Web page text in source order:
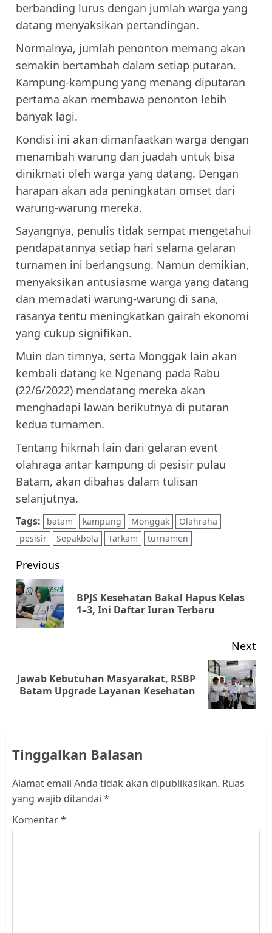
berbanding lurus dengan jumlah warga yang
datang menyaksikan pertandingan.
Normalnya, jumlah penonton memang akan
semakin bertambah dalam setiap putaran.
Kampung-kampung yang menang diputaran
pertama akan membawa penonton lebih
banyak lagi.
Kondisi ini akan dimanfaatkan warga dengan
menambah warung dan juadah untuk bisa
dinikmati oleh warga yang datang. Dengan
harapan akan ada peningkatan omset dari
warung-warung mereka.
Sayangnya, penulis tidak sempat mengetahui
pendapatannya setiap hari selama gelaran
turnamen ini berlangsung. Namun demikian,
menyaksikan antusiasme warga yang datang
dan memadati warung-warung di sana,
rasanya tentu meningkatkan gairah ekonomi
yang cukup signifikan.
Muin dan timnya, serta Monggak lain akan
kembali datang ke Ngenang pada Rabu
(22/6/2022) mendatang mereka akan
menghadapi lawan berikutnya di putaran
kedua turnamen.
Tentang hikmah lain dari gelaran event
olahraga antar kampung di pesisir pulau
Batam, akan dibahas dalam tulisan
selanjutnya.
Tags: batam kampung Monggak
Olahraha
pesisir
Sepakbola Tarkam turnamen
Post
navigation
Previous
BPJS Kesehatan Bakal Hapus Kelas
1–3, Ini Daftar Iuran Terbaru
Next
Next
post:
Jawab Kebutuhan Masyarakat, RSBP
Batam Upgrade Layanan Kesehatan
Tinggalkan Balasan
Alamat email Anda tidak akan dipublikasikan. Ruas
yang wajib ditandai *
Komentar*